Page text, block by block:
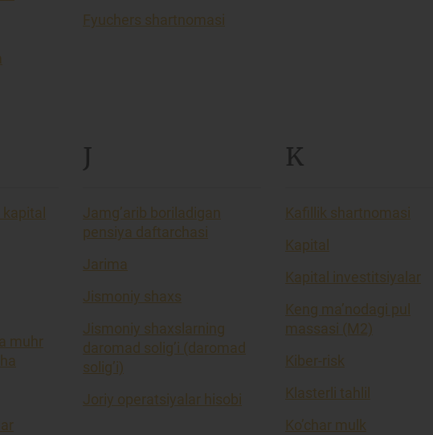
Fyuchers shartnomasi
muhr
J
Jamg’arib boriladigan
pensiya daftarchasi
Jarima
Jismoniy shaxs
Jismoniy shaxslarning
daromad solig’i (daromad
solig’i)
Joriy operatsiyalar hisobi
K
Kafillik shartnomasi
Kapital
Kapital investitsiyalar
Keng ma’nodagi pul
massasi (M2)
Kiber-risk
Klasterli tahlil
Ko’char mulk